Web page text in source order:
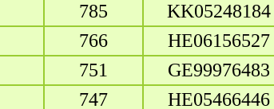
785
KK05248184
766
HE06156527
751
GE99976483
747 HE05466446